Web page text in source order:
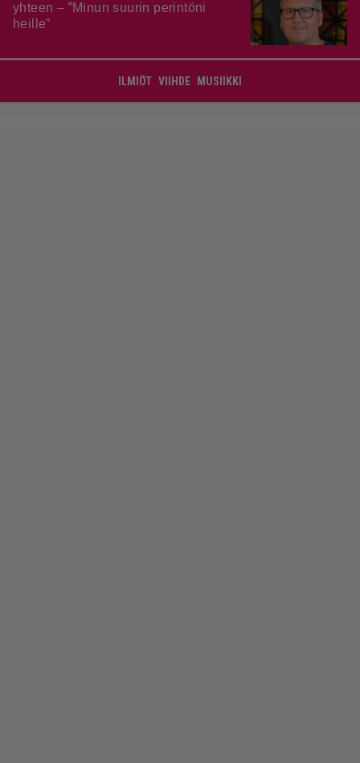
yhteen – ”Minun suurin perintöni
heille”
ILMIÖT VIIHDE MUSIIKKI